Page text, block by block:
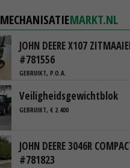
MECHANISATIEMARKT.NL
JOHN DEERE X107
#781556
GEBRUIKT, P.O.A.
Veiligheidsgewichtblok
GEBRUIKT, € 2.400
JOHN DEERE 3046R
#781823